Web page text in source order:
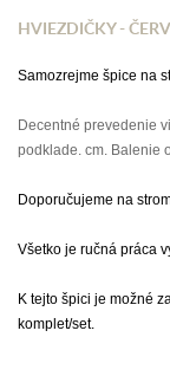
HVIEZDIČKY -
Samozrejme špice na
Decentné prevedenie
podklade. cm. Balenie
Doporučujeme na
Všetko je ručná práca
K tejto špici je možné
komplet/set.